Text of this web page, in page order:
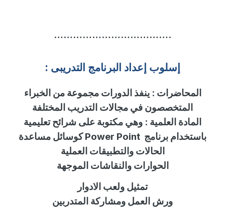
……………………………….
إسلوب إعداد البرنامج التدريبى :
المحاضرات: ينفذ الدورات مجموعة من الخبراء
المتخصصون في مجالات التدريب المختلفة
المادة العلمية: وهي مكتوبة على شرائح تعليمية
باستخدام برنامج Power Point كوسائل مساعدة
الحالات والتطبيقات العملية
الحوارات والنقاشات الموجهة
تمثيل ولعب الادوار
ورش العمل ومشاركة المتدربين